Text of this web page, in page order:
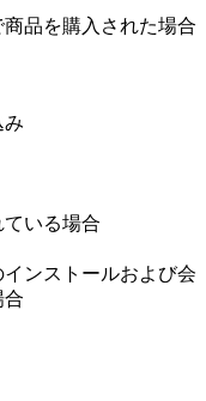
品を購入された場合
み
ている場合
ンストールおよび会
合